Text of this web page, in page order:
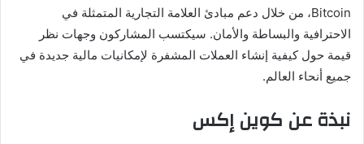
Bitcoin، من خلال دعم مبادئ العلامة التجارية المتمثلة في
الاحترافية والبساطة والأمان. سيكتسب المشاركون وجهات نظر
قيمة حول كيفية إنشاء العملات المشفرة لإمكانيات مالية جديدة في
جميع أنحاء العالم.
نبذة عن كوين إكس